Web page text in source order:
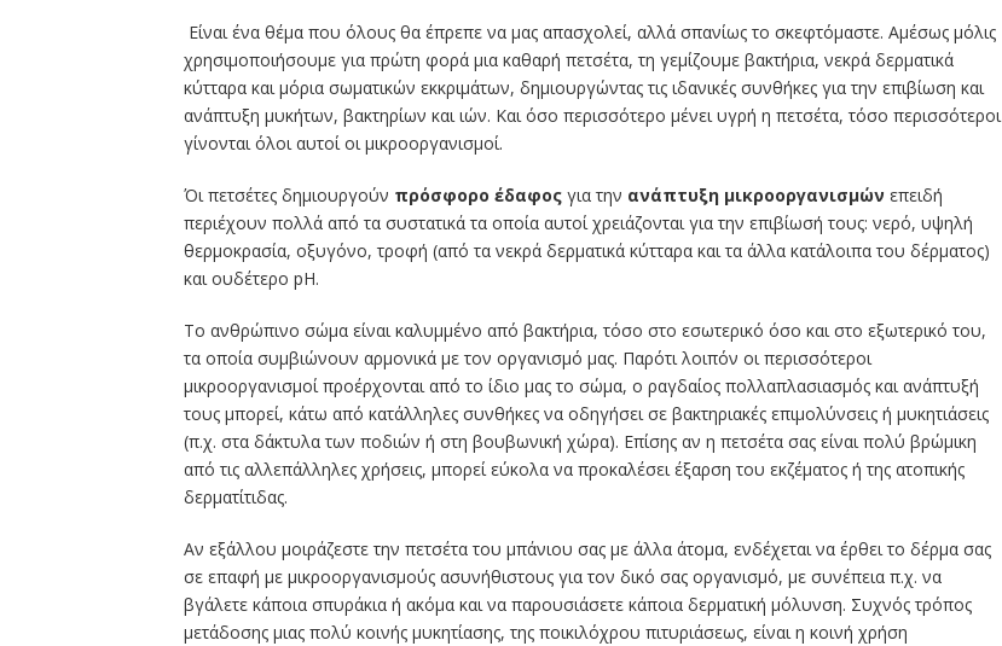
Είναι ένα θέμα που όλους θα έπρεπε να μας απασχολεί, αλλά σπανίως το σκεφτόμαστε. Αμέσως μόλις
χρησιμοποιήσουμε για πρώτη φορά μια καθαρή πετσέτα, τη γεμίζουμε βακτήρια, νεκρά δερματικά
κύτταρα και μόρια σωματικών εκκριμάτων, δημιουργώντας τις ιδανικές συνθήκες για την επιβίωση και
ανάπτυξη μυκήτων, βακτηρίων και ιών. Και όσο περισσότερο μένει υγρή η πετσέτα, τόσο περισσότεροι
γίνονται όλοι αυτοί οι μικροοργανισμοί.
Όι πετσέτες δημιουργούν πρόσφορο έδαφος για την ανάπτυξη μικροοργανισμών επειδή
περιέχουν πολλά από τα συστατικά τα οποία αυτοί χρειάζονται για την επιβίωσή τους: νερό, υψηλή
θερμοκρασία, οξυγόνο, τροφή (από τα νεκρά δερματικά κύτταρα και τα άλλα κατάλοιπα του δέρματος)
και ουδέτερο pH.
Το ανθρώπινο σώμα είναι καλυμμένο από βακτήρια, τόσο στο εσωτερικό όσο και στο εξωτερικό του,
τα οποία συμβιώνουν αρμονικά με τον οργανισμό μας. Παρότι λοιπόν οι περισσότεροι
μικροοργανισμοί προέρχονται από το ίδιο μας το σώμα, ο ραγδαίος πολλαπλασιασμός και ανάπτυξή
τους μπορεί, κάτω από κατάλληλες συνθήκες να οδηγήσει σε βακτηριακές επιμολύνσεις ή μυκητιάσεις
(π.χ. στα δάκτυλα των ποδιών ή στη βουβωνική χώρα). Επίσης αν η πετσέτα σας είναι πολύ βρώμικη
από τις αλλεπάλληλες χρήσεις, μπορεί εύκολα να προκαλέσει έξαρση του εκζέματος ή της ατοπικής
δερματίτιδας.
Αν εξάλλου μοιράζεστε την πετσέτα του μπάνιου σας με άλλα άτομα, ενδέχεται να έρθει το δέρμα σας
σε επαφή με μικροοργανισμούς ασυνήθιστους για τον δικό σας οργανισμό, με συνέπεια π.χ. να
βγάλετε κάποια σπυράκια ή ακόμα και να παρουσιάσετε κάποια δερματική μόλυνση. Συχνός τρόπος
μετάδοσης μιας πολύ κοινής μυκητίασης, της ποικιλόχρου πιτυριάσεως, είναι η κοινή χρήση